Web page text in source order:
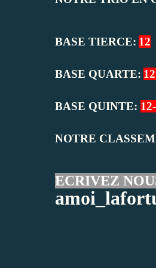
BASE TIERCE: 12
BASE QUARTE:
BASE QUINTE:
NOTRE
ECRIVEZ